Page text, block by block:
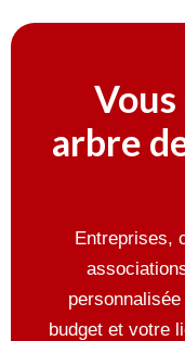
arbre
Entreprises,
budget et votre